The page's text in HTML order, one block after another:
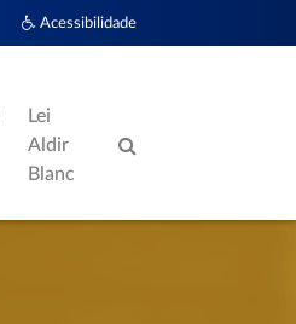
Acessibilidade
Lei
Aldir
Blanc